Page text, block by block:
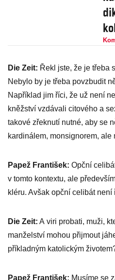
Die Zeit: Řekl jste, že je třeba
Nebylo by je třeba povzbudit
Například jim říci, že už není
kněžství vzdávali citového a
takové zřeknutí nutné, aby se
kardinálem, monsignorem, ale
Papež František: Opční
v tomto kontextu, ale
kléru. Avšak opční celibát není
Die Zeit: A viri probati, muži,
manželství mohou přijmout
příkladným katolickým
Papež František: Musíme se